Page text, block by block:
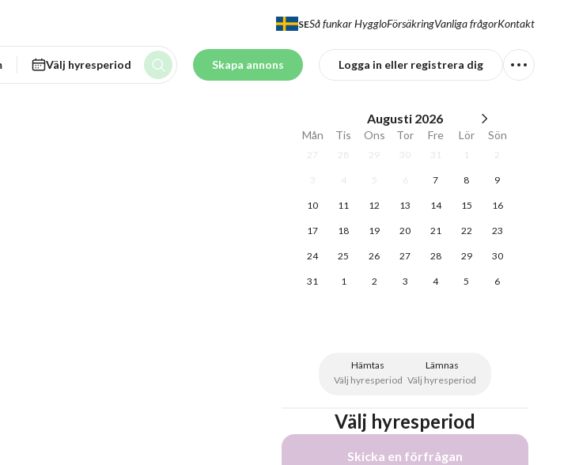
SESå funkar HyggloFörsäkringVanliga frågorKontakt
Välj hyresperiod Skapa annons Logga in eller registrera dig
Augusti 2026
Mån Tis Ons Tor Fre Lör Sön
27 28 29 30 31 1 2
3 4 5 6 7 8 9
10 11 12 13 14 15 16
17 18 19 20 21 22 23
24 25 26 27 28 29 30
31 1 2 3 4 5 6
Hämtas
Välj hyresperiod
Lämnas
Välj hyresperiod
Välj hyresperiod
Skicka en förfrågan